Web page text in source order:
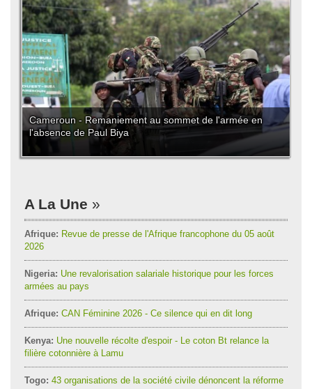
Cameroun - Remaniement au sommet de l'armée en
l'absence de Paul Biya
A La Une
Afrique: Revue de presse de l'Afrique francophone du 05 août
2026
Nigeria: Une revalorisation salariale historique pour les forces
armées au pays
Afrique: CAN Féminine 2026 - Ce silence qui en dit long
Kenya: Une nouvelle récolte d'espoir - Le coton Bt relance la
filière cotonnière à Lamu
Togo: 43 organisations de la société civile dénoncent la réforme